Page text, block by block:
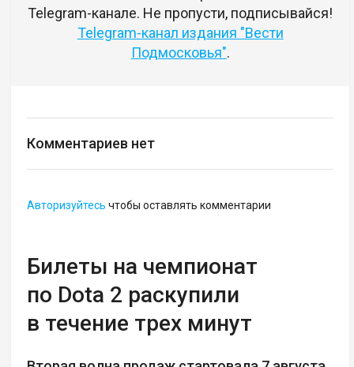
Telegram-канале. Не пропусти, подписывайся!
Telegram-канал издания "Вести
Подмосковья".
Комментариев нет
Авторизуйтесь чтобы оставлять комментарии
Билеты на чемпионат
по Dota 2 раскупили
в течение трех минут